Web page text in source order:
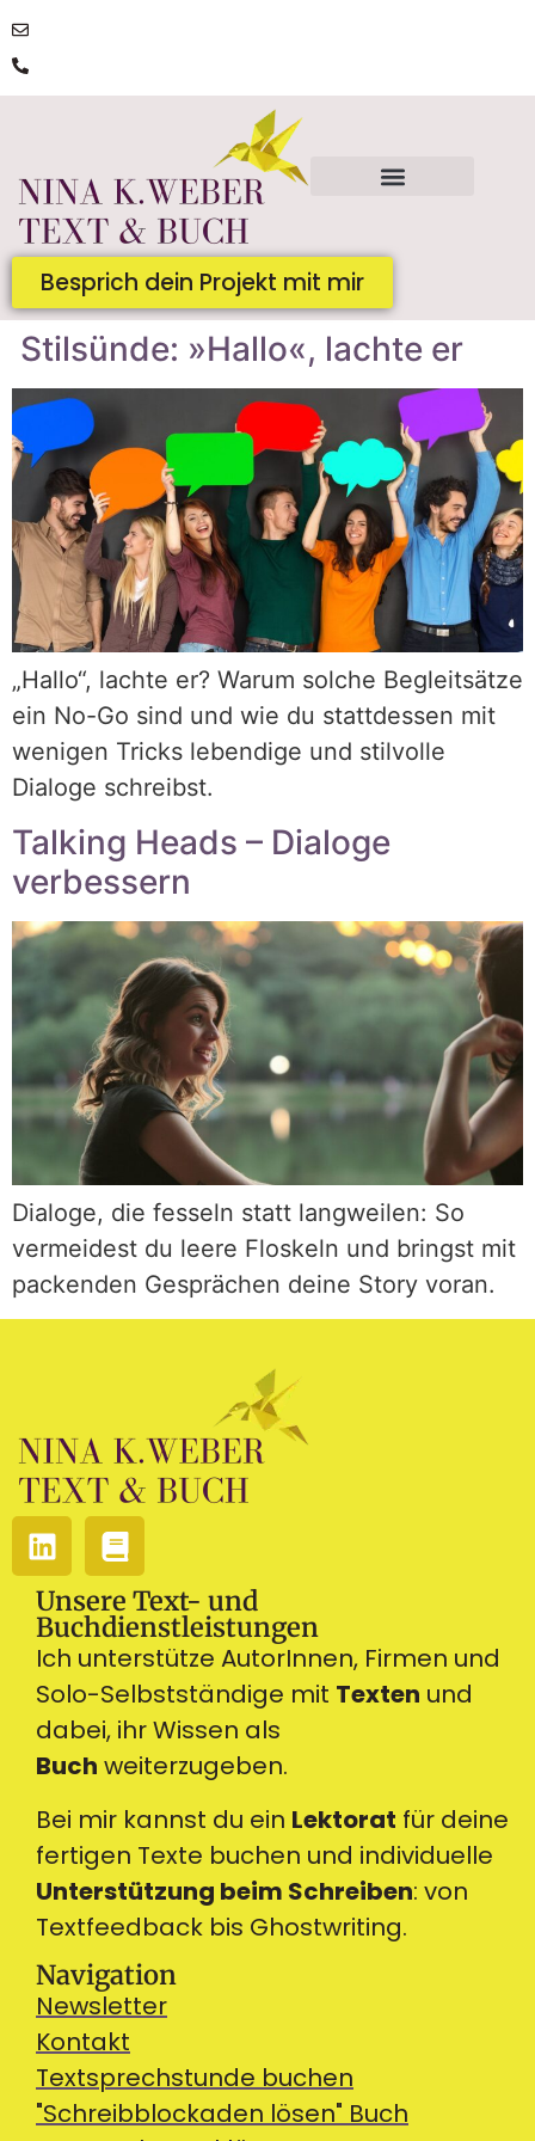
Besprich dein Projekt mit mir
Stilsünde: »Hallo«, lachte er
„Hallo“, lachte er? Warum solche Begleitsätze
ein No-Go sind und wie du stattdessen mit
wenigen Tricks lebendige und stilvolle
Dialoge schreibst.
Talking Heads – Dialoge
verbessern
Dialoge, die fesseln statt langweilen: So
vermeidest du leere Floskeln und bringst mit
packenden Gesprächen deine Story voran.
Ich unterstütze AutorInnen, Firmen und
Solo-Selbstständige mit Texten und
dabei, ihr Wissen als
Buch weiterzugeben.
Bei mir kannst du ein Lektorat für deine
fertigen Texte buchen und individuelle
Unterstützung beim Schreiben: von
Textfeedback bis Ghostwriting.
Unsere Text- und
Buchdienstleistungen
Navigation
Newsletter
Kontakt
Textsprechstunde buchen
"Schreibblockaden lösen" Buch